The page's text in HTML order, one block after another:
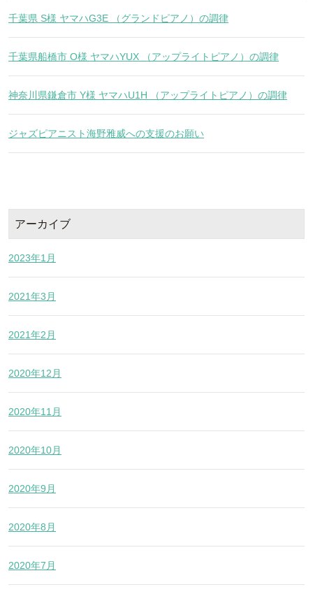
千葉県 S様 ヤマハG3E （グランドピアノ）の調律
千葉県船橋市 O様 ヤマハYUX （アップライトピアノ）の調律
神奈川県鎌倉市 Y様 ヤマハU1H （アップライトピアノ）の調律
ジャズピアニスト海野雅威への支援のお願い
アーカイブ
2023年1月
2021年3月
2021年2月
2020年12月
2020年11月
2020年10月
2020年9月
2020年8月
2020年7月